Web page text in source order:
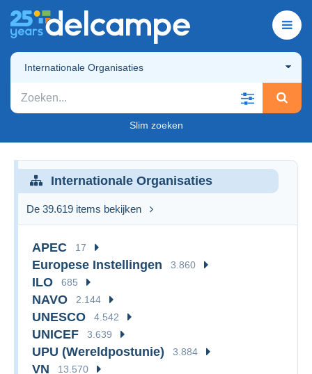
Internationale Organisaties
Slim zoeken
Internationale Organisaties
De 39.619 items bekijken
APEC 17
Europese Instellingen 3.860
ILO 685
NAVO 2.144
UNESCO 4.542
UNICEF 3.639
UPU (Wereldpostunie) 3.884
VN 13.570